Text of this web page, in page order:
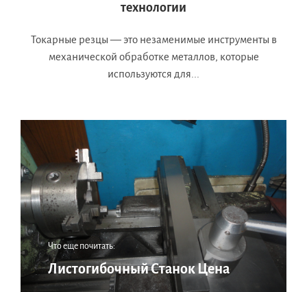
технологии
Токарные резцы — это незаменимые инструменты в
механической обработке металлов, которые
используются для...
Что еще почитать:
Листогибочный Станок Цена